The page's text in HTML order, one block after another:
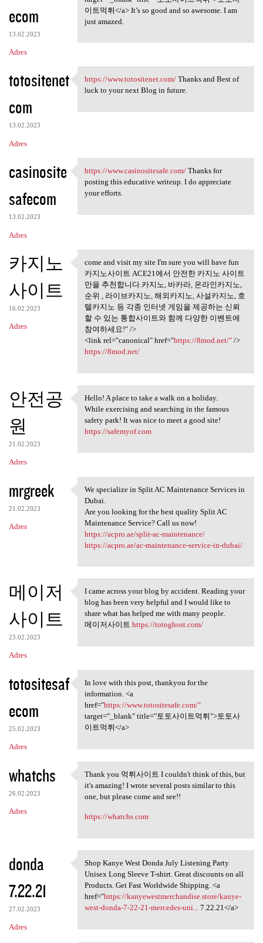
ecom
13.02.2023
Adres
이트먹튀</a> It’s so good and so awesome. I am
just amazed.
totositenet
com
13.02.2023
Adres
https://www.totositenet.com/
https://www.totositenet.com/Thanks and Best of
luck to your next Blog in future.
casinosite
safecom
13.02.2023
Adres
https://www.casinositesafe
https://www.casinositesafe.com/Thanks for
posting this educative writeup. I do appreciate
your efforts.
카지노
사이트
16.02.2023
Adres
come and visit my site I'm
come and visit my site I'm sure you will have fun
카지노사이트 ACE21에서 안전한 카지노 사이트
만을 추천합니다.카지노, 바카라, 온라인카지노,
순위 , 라이브카지노, 해외카지노, 사설카지노, 호
텔카지노 등 각종 인터넷 게임을 제공하는 신뢰
할 수 있는 통합사이트와 함께 다양한 이벤트에
참여하세요!" />
<link rel="canonical" href="https://8mod.net/"/>
https://8mod.net/
안전공
원
21.02.2023
Adres
Hello! A place to take a walk
Hello! A place to take a walk on a holiday.
While exercising and searching in the famous
safety park! It was nice to meet a good site!
https://safemyof.com
mrgreek
21.02.2023
Adres
We specialize in Split AC
We specialize in Split AC Maintenance Services in
Dubai.
Are you looking for the best quality Split AC
Maintenance Service? Call us now!
https://acpro.ae/split-ac-maintenance/
https://acpro.ae/ac-maintenance-service-in-dubai/
메이저
사이트
23.02.2023
Adres
I came across your blog by
I came across your blog by accident. Reading your
blog has been very helpful and I would like to
share what has helped me with many people.
메이저사이트 https://totoghost.com/
totositesaf
ecom
25.02.2023
Adres
In love with this post,
In love with this post, thankyou for the
information. <a
href="https://www.totositesafe.com/"
target="_blank" title="토토사이트먹튀">토토사
이트먹튀</a>
whatchs
26.02.2023
Adres
Thank you 먹튀사이트 I couldn't
Thank you 먹튀사이트 I couldn't think of this, but
it's amazing! I wrote several posts similar to this
one, but please come and see!!
https://whatchs.com
donda
7.22.21
27.02.2023
Adres
Shop Kanye West Donda July
Shop Kanye West Donda July Listening Party
Unisex Long Sleeve T-shirt. Great discounts on all
Products. Get Fast Worldwide Shipping. <a
href="https://kanyewestmerchandise.store/kanye-
west-donda-7-22-21-mercedes-uni...7.22.21</a>